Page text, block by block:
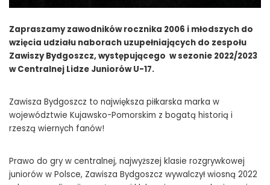
Zapraszamy zawodników rocznika 2006 i młodszych do
wzięcia udziału naborach uzupełniających do zespołu
Zawiszy Bydgoszcz, występującego w sezonie 2022/2023
w Centralnej Lidze Juniorów U-17.
Zawisza Bydgoszcz to największa piłkarska marka w
województwie Kujawsko-Pomorskim z bogatą historią i
rzeszą wiernych fanów!
Prawo do gry w centralnej, najwyższej klasie rozgrywkowej
juniorów w Polsce, Zawisza Bydgoszcz wywalczył wiosną 2022